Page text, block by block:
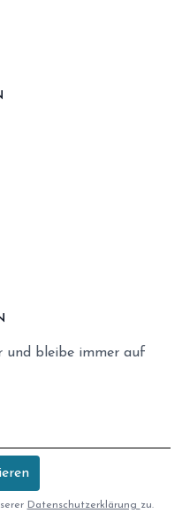
und bleibe immer auf
Datenschutzerklärung zu.